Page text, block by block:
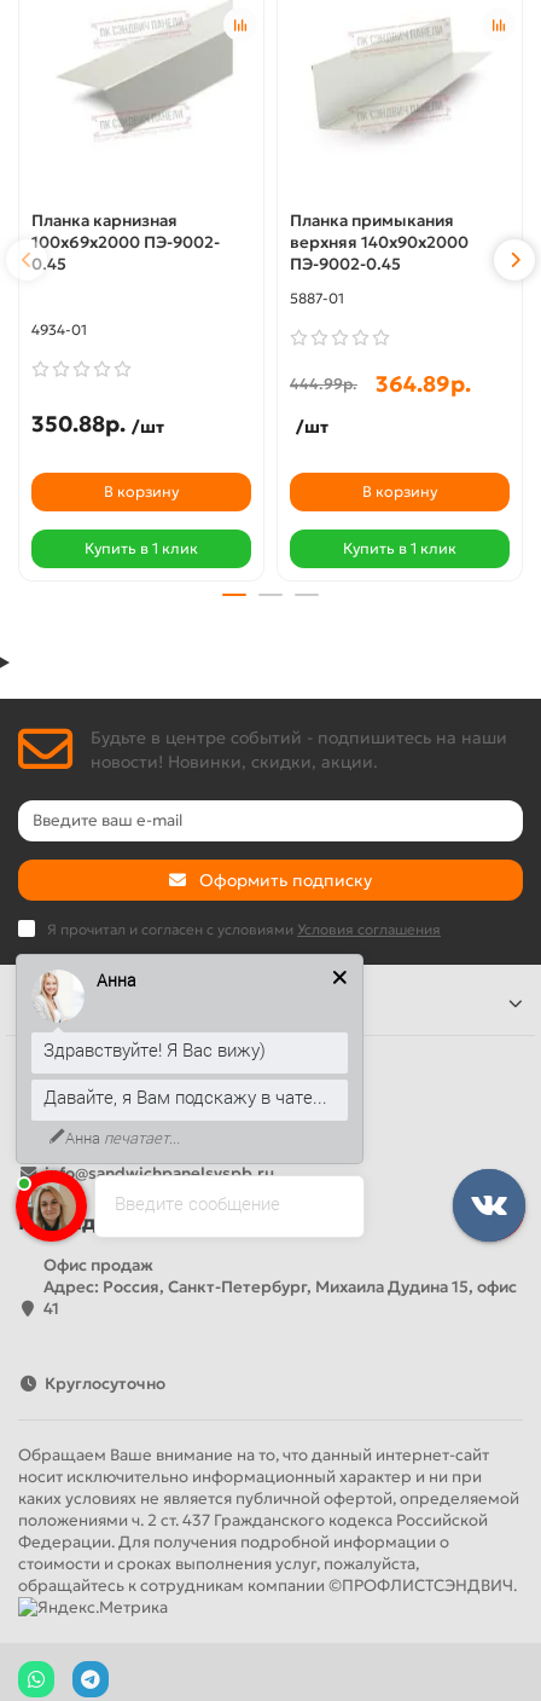
Планка карнизная
100х69х2000 ПЭ-9002-
0.45
4934-01
350.88р. /шт
В корзину
Купить в 1 клик
Планка примыкания
верхняя 140х90х2000
ПЭ-9002-0.45
5887-01
444.99р. 364.89р.
/шт
В корзину
Купить в 1 клик
Будьте в центре событий - подпишитесь на наши
новости! Новинки, скидки, акции.
Оформить подписку
Я прочитал и согласен с условиями Условия соглашения
Информация
Наши контакты
+7 (812) 389-26-20
+7 (499) 444-14-71
info@sandwichpanelsvspb.ru
Наш адрес
Офис продаж
Адрес: Россия, Санкт-Петербург, Михаила Дудина 15, офис
41
Круглосуточно
Обращаем Ваше внимание на то, что данный интернет-сайт
носит исключительно информационный характер и ни при
каких условиях не является публичной офертой, определяемой
положениями ч. 2 ст. 437 Гражданского кодекса Российской
Федерации. Для получения подробной информации о
стоимости и сроках выполнения услуг, пожалуйста,
обращайтесь к сотрудникам компании ©ПРОФЛИСТСЭНДВИЧ.
Введите сообщение
Анна
Здравствуйте! Я Вас вижу)
Давайте, я Вам подскажу в чате...
Анна печатает...